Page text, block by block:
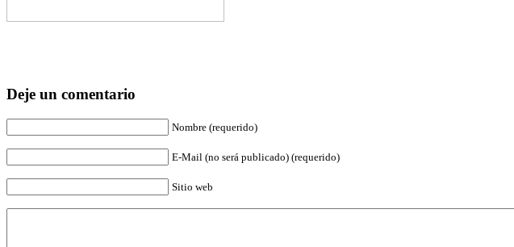
Deje un comentario
Nombre (requerido)
E-Mail (no será publicado) (requerido)
Sitio web